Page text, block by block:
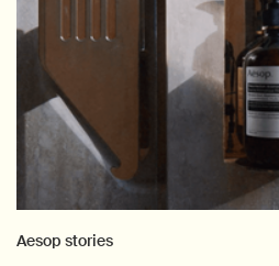
Aesop stories